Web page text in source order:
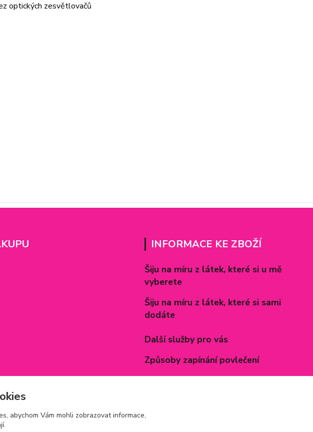
optických zesvětlovačů
INFORMACE KE ZBOŽÍ
Šiju na míru z látek, které si u mě
vyberete
Šiju na míru z látek, které si sami
dodáte
Další služby pro vás
Způsoby zapínání povlečení
Rozměry prostěradel
abychom Vám mohli zobrazovat informace,